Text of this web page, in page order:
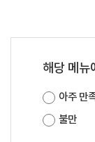
해당 메뉴
아주 만
불만